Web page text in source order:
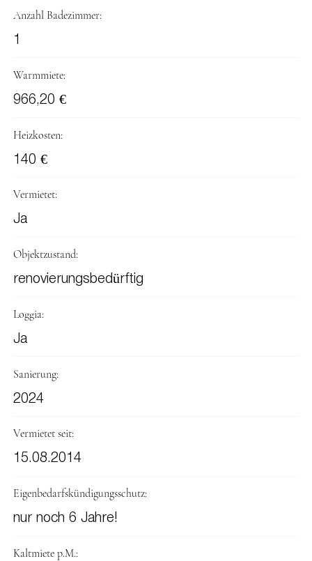
Anzahl Badezimmer:
1
Warmmiete:
966,20 €
Heizkosten:
140 €
Vermietet:
Ja
Objektzustand:
renovierungsbedürftig
Loggia:
Ja
Sanierung:
2024
Vermietet seit:
15.08.2014
Eigenbedarfskündigungsschutz:
nur noch 6 Jahre!
Kaltmiete p.M.: